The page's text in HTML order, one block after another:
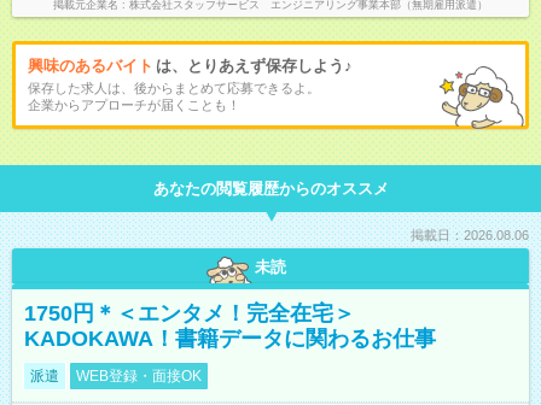
掲載元企業名 株式会社スタッフサービス エンジニアリング事業本部（無期雇用派遣）
興味のあるバイト は、とりあえず保存しよう♪
保存した求人は、後からまとめて応募できるよ。
企業からアプローチが届くことも！
あなたの閲覧履歴からのオススメ
掲載日：2026.08.06
未読
1750円＊＜エンタメ！完全在宅＞
KADOKAWA！書籍データに関わるお仕事
派遣 WEB登録・面接OK